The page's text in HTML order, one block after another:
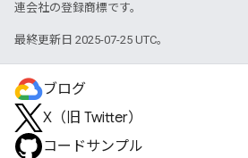
連会社の登録商標です。
最終更新日 2025-07-25 UTC。
ブログ
X（旧 Twitter）
コードサンプル